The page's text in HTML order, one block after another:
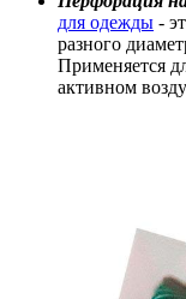
для одежды -
разного
Применяется
активном